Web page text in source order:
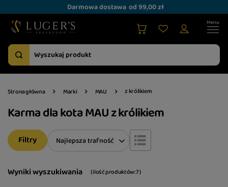
Darmowa dostawa od 99,00 zł
Strona główna Marki MAU z królikiem
Karma dla kota MAU z królikiem
Wyniki wyszukiwania ( ilość produktów:7)
Zmień sortowanie
Najlepsza trafność
Filtry